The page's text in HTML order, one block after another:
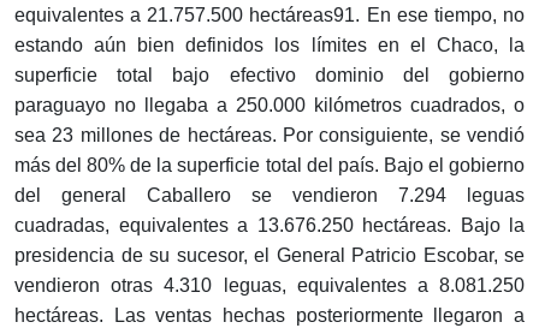
equivalentes a 21.757.500 hectáreas91. En ese tiempo, no
estando aún bien definidos los límites en el Chaco, la
superficie total bajo efectivo dominio del gobierno
paraguayo no llegaba a 250.000 kilómetros cuadrados, o
sea 23 millones de hectáreas. Por consiguiente, se vendió
más del 80% de la superficie total del país. Bajo el gobierno
del general Caballero se vendieron 7.294 leguas
cuadradas, equivalentes a 13.676.250 hectáreas. Bajo la
presidencia de su sucesor, el General Patricio Escobar, se
vendieron otras 4.310 leguas, equivalentes a 8.081.250
hectáreas. Las ventas hechas posteriormente llegaron a